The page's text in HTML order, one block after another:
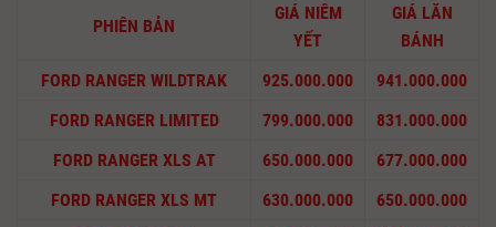
PHIÊN BẢN
GIÁ NIÊM
YẾT
GIÁ LĂN
BÁNH
FORD RANGER WILDTRAK
925.000.000
941.000.000
FORD RANGER LIMITED
799.000.000
831.000.000
FORD RANGER XLS AT
650.000.000
677.000.000
FORD RANGER XLS MT
630.000.000
650.000.000